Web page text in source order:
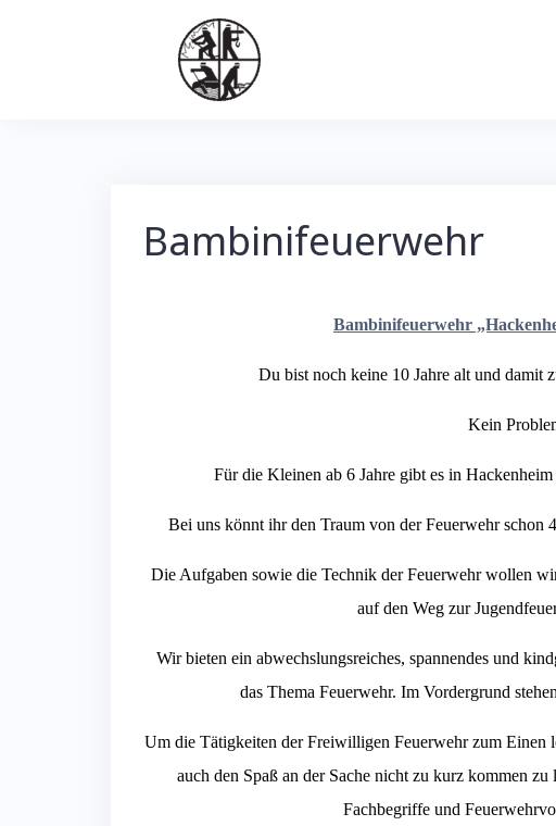
Bambinifeuerwehr
Bambinifeuerwehr
Du bist noch keine 10 Jahre alt und damit
Kein
Für die Kleinen ab 6 Jahre gibt es in
Bei uns könnt ihr den Traum von der Feuerwehr schon
Die Aufgaben sowie die Technik der Feuerwehr wollen
auf den Weg zur
Wir bieten ein abwechslungsreiches, spannendes und
das Thema Feuerwehr. Im Vordergrund
Um die Tätigkeiten der Freiwilligen Feuerwehr zum Einen
auch den Spaß an der Sache nicht zu kurz kommen
Fachbegriffe und